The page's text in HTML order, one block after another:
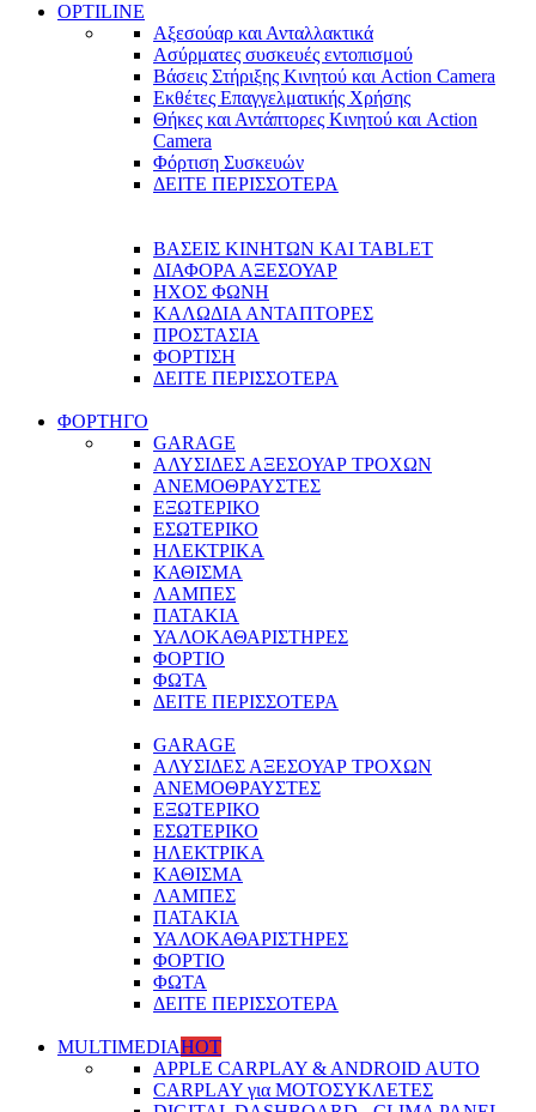
OPTILINE
Αξεσούαρ και Ανταλλακτικά
Ασύρματες συσκευές εντοπισμού
Βάσεις Στήριξης Κινητού και Action Camera
Εκθέτες Επαγγελματικής Χρήσης
Θήκες και Αντάπτορες Κινητού και Action
Camera
Φόρτιση Συσκευών
ΔΕΙΤΕ ΠΕΡΙΣΣΟΤΕΡΑ
ΒΑΣΕΙΣ ΚΙΝΗΤΩΝ ΚΑΙ TABLET
ΔΙΑΦΟΡΑ ΑΞΕΣΟΥΑΡ
ΗΧΟΣ ΦΩΝΗ
ΚΑΛΩΔΙΑ ΑΝΤΑΠΤΟΡΕΣ
ΠΡΟΣΤΑΣΙΑ
ΦΟΡΤΙΣΗ
ΔΕΙΤΕ ΠΕΡΙΣΣΟΤΕΡΑ
ΦΟΡΤΗΓΟ
GARAGE
ΑΛΥΣΙΔΕΣ ΑΞΕΣΟΥΑΡ ΤΡΟΧΩΝ
ΑΝΕΜΟΘΡΑΥΣΤΕΣ
ΕΞΩΤΕΡΙΚΟ
ΕΣΩΤΕΡΙΚΟ
ΗΛΕΚΤΡΙΚΑ
ΚΑΘΙΣΜΑ
ΛΑΜΠΕΣ
ΠΑΤΑΚΙΑ
ΥΑΛΟΚΑΘΑΡΙΣΤΗΡΕΣ
ΦΟΡΤΙΟ
ΦΩΤΑ
ΔΕΙΤΕ ΠΕΡΙΣΣΟΤΕΡΑ
GARAGE
ΑΛΥΣΙΔΕΣ ΑΞΕΣΟΥΑΡ ΤΡΟΧΩΝ
ΑΝΕΜΟΘΡΑΥΣΤΕΣ
ΕΞΩΤΕΡΙΚΟ
ΕΣΩΤΕΡΙΚΟ
ΗΛΕΚΤΡΙΚΑ
ΚΑΘΙΣΜΑ
ΛΑΜΠΕΣ
ΠΑΤΑΚΙΑ
ΥΑΛΟΚΑΘΑΡΙΣΤΗΡΕΣ
ΦΟΡΤΙΟ
ΦΩΤΑ
ΔΕΙΤΕ ΠΕΡΙΣΣΟΤΕΡΑ
MULTIMEDIAHOT
APPLE CARPLAY & ANDROID AUTO
CARPLAY για ΜΟΤΟΣΥΚΛΕΤΕΣ